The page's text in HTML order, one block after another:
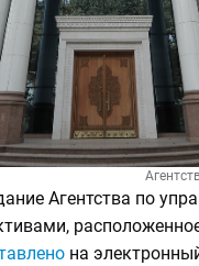
Агентства по
на